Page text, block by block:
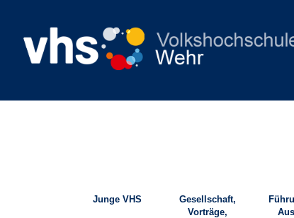
Junge VHS
Gesellschaft,
Vorträge,